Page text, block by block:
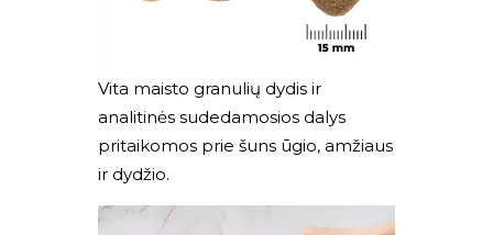
Vita maisto granulių dydis ir
analitinės sudedamosios dalys
pritaikomos prie šuns ūgio, amžiaus
ir dydžio.